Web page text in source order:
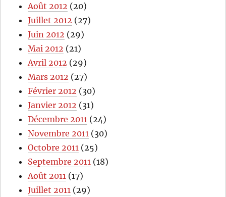
Août 2012 (20)
Juillet 2012 (27)
Juin 2012 (29)
Mai 2012 (21)
Avril 2012 (29)
Mars 2012 (27)
Février 2012 (30)
Janvier 2012 (31)
Décembre 2011 (24)
Novembre 2011 (30)
Octobre 2011 (25)
Septembre 2011 (18)
Août 2011 (17)
Juillet 2011 (29)